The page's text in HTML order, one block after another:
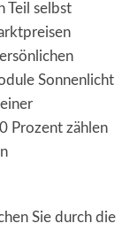
Teil selbst
Sonnenlicht
Prozent zählen
Sie durch die